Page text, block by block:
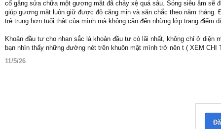
cố gắng sửa chữa một gương mặt đã chảy xệ quá sâu. Sóng siêu âm
giúp gương mặt luôn giữ được độ căng mịn và săn chắc theo năm
trẻ trung hơn tuổi thật của mình mà không cần đến những lớp trang điểm
Khoản đầu tư cho nhan sắc là khoản đầu tư có lãi nhất, không chỉ ở
bạn nhìn thấy những đường nét trên khuôn mặt mình trở nên t ( XEM
11/5/26